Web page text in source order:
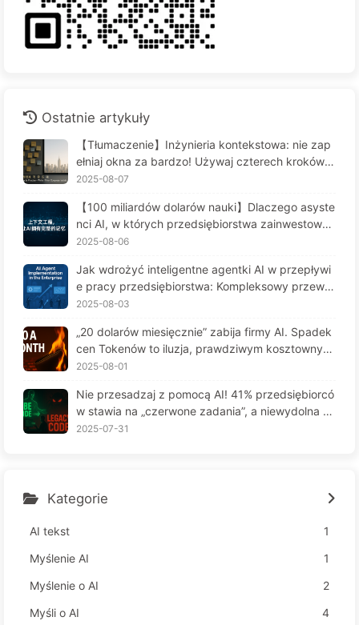
Ostatnie artykuły
【Tłumaczenie】Inżynieria kontekstowa: nie zap
ełniaj okna za bardzo! Używaj czterech kroków d
o zarządzania kontekstem, bądź czujny na zafał
ewnątrz — Uczymy się AI powoli 170
2025-08-07
【100 miliardów dolarów nauki】Dlaczego asyste
nci AI, w których przedsiębiorstwa zainwestował
y fortunę, cierpią na "amnezję" w kluczowych mo
wydajności? — Powoli ucz się AI 169
2025-08-06
Jak wdrożyć inteligentne agentki AI w przepływi
e pracy przedsiębiorstwa: Kompleksowy przewo
dnik wdrożenia na rok 2025 - Powoli ucz się AI16
2025-08-03
„20 dolarów miesięcznie” zabija firmy AI. Spadek
cen Tokenów to iluzja, prawdziwym kosztownym
jest twoja chciwość — powoli ucz się AI164
2025-08-01
Nie przesadzaj z pomocą AI! 41% przedsiębiorcó
w stawia na „czerwone zadania”, a niewydolna te
chnologia czyni pracowników jeszcze bardziej ni
2025-07-31
Kategorie
AI tekst
1
Myślenie AI
1
Myślenie o AI
2
Myśli o AI
4